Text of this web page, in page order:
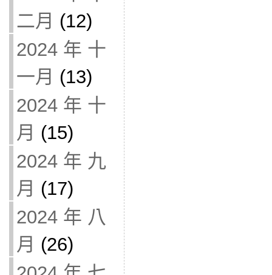
二月 (12)
2024 年 十
一月 (13)
2024 年 十
月 (15)
2024 年 九
月 (17)
2024 年 八
月 (26)